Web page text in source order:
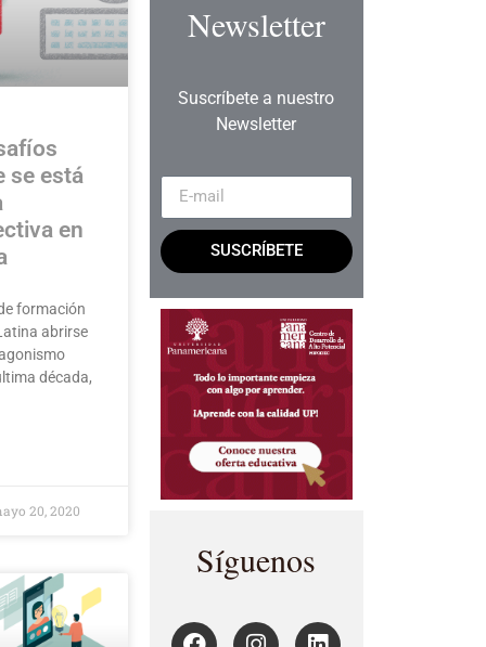
se está
en
formación
abrirse
década,
20, 2020
Newsletter
Suscríbete a nuestro
Newsletter
SUSCRÍBETE
Síguenos